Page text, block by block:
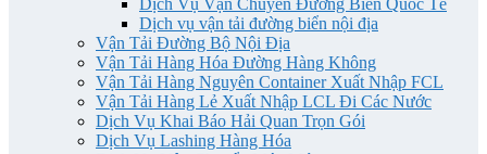
Dịch Vụ Vận Chuyển Đường Biển Quốc Tế
Dịch vụ vận tải đường biển nội địa
Vận Tải Đường Bộ Nội Địa
Vận Tải Hàng Hóa Đường Hàng Không
Vận Tải Hàng Nguyên Container Xuất Nhập FCL
Vận Tải Hàng Lẻ Xuất Nhập LCL Đi Các Nước
Dịch Vụ Khai Báo Hải Quan Trọn Gói
Dịch Vụ Lashing Hàng Hóa